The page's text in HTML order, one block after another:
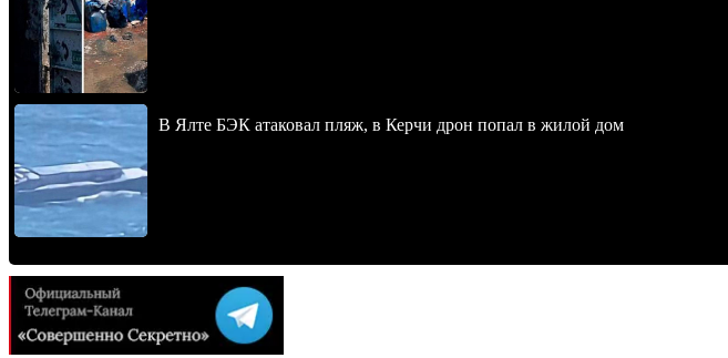
В Ялте БЭК атаковал пляж, в Керчи дрон попал в жилой дом